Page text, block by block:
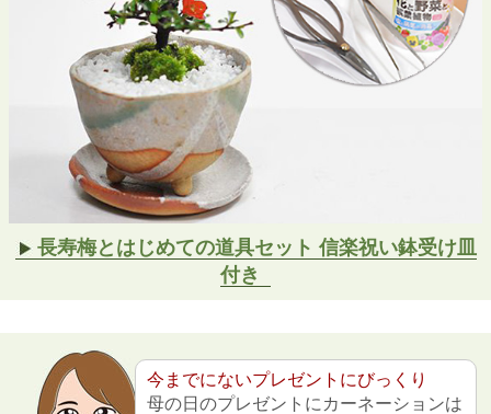
長寿梅とはじめての道具セット 信楽祝い鉢受け皿
付き
今までにないプレゼントにびっくり
母の日のプレゼントにカーネーションは